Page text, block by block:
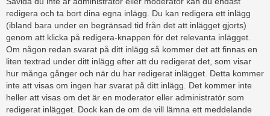
redigera och ta bort dina egna inlägg. Du kan redigera ett inlägg
(ibland bara under en begränsad tid från det att inlägget gjorts)
genom att klicka på redigera-knappen för det relevanta inlägget.
Om någon redan svarat på ditt inlägg så kommer det att finnas en
liten textrad under ditt inlägg efter att du redigerat det, som visar
hur många gånger och när du har redigerat inlägget. Detta kommer
inte att visas om ingen har svarat på ditt inlägg. Det kommer inte
heller att visas om det är en moderator eller administratör som
redigerat inlägget. Dock kan de om de vill lämna ett meddelande